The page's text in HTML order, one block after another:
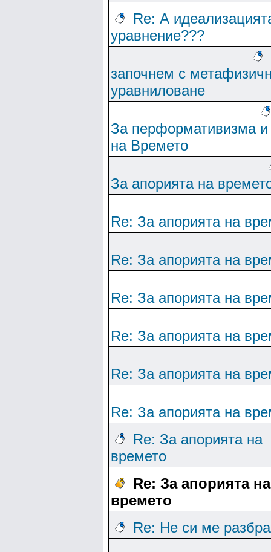
Re: А
уравнение???
започнем с
уравниловане
За перформативизма и
на Времето
За апорията на
Re: За апорията на
Re: За апорията на
Re: За апорията на
Re: За апорията на
Re: За апорията на
Re: За апорията на
Re: За апорията на
времето
Re: За апорията на
времето
Re: Не си ме